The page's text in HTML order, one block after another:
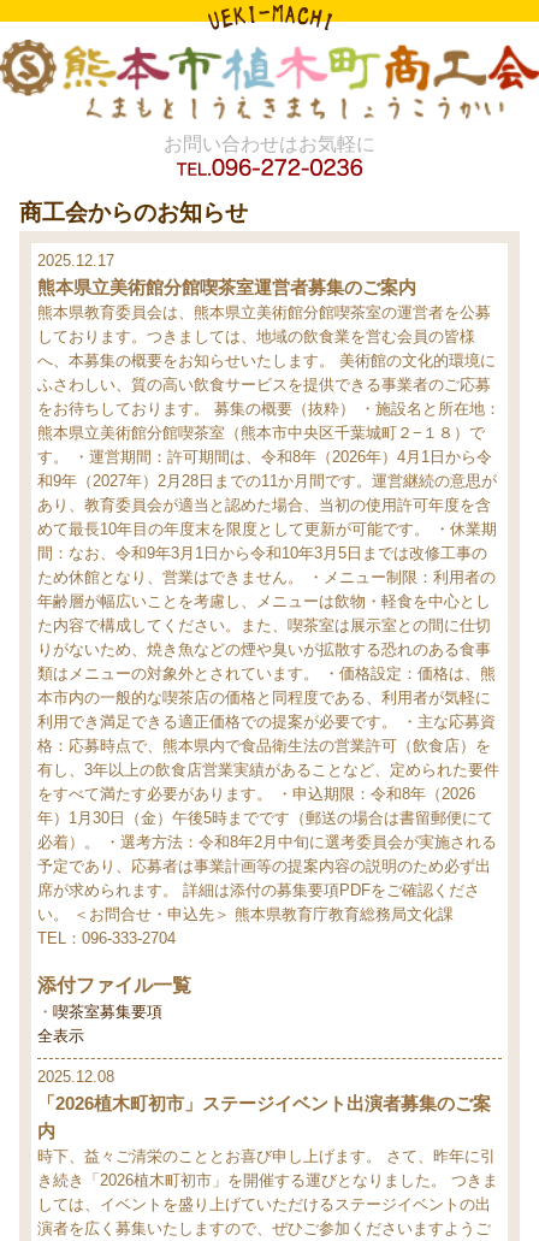
お問い合わせはお気軽に
商工会からのお知らせ
2025.12.17
熊本県立美術館分館喫茶室運営者募集のご案内
熊本県教育委員会は、熊本県立美術館分館喫茶室の運営者を公募
しております。つきましては、地域の飲食業を営む会員の皆様
へ、本募集の概要をお知らせいたします。
美術館の文化的環境に
ふさわしい、質の高い飲食サービスを提供できる事業者のご応募
をお待ちしております。
募集の概要（抜粋）
・施設名と所在地：
熊本県立美術館分館喫茶室（熊本市中央区千葉城町２−１８）で
す。
・運営期間：許可期間は、令和8年（2026年）4月1日から令
和9年（2027年）2月28日までの11か月間です。運営継続の意思が
あり、教育委員会が適当と認めた場合、当初の使用許可年度を含
めて最長10年目の年度末を限度として更新が可能です。
・休業期
間：なお、令和9年3月1日から令和10年3月5日までは改修工事の
ため休館となり、営業はできません。
・メニュー制限：利用者の
年齢層が幅広いことを考慮し、メニューは飲物・軽食を中心とし
た内容で構成してください。また、喫茶室は展示室との間に仕切
りがないため、焼き魚などの煙や臭いが拡散する恐れのある食事
類はメニューの対象外とされています。
・価格設定：価格は、熊
本市内の一般的な喫茶店の価格と同程度である、利用者が気軽に
利用でき満足できる適正価格での提案が必要です。
・主な応募資
格：応募時点で、熊本県内で食品衛生法の営業許可（飲食店）を
有し、3年以上の飲食店営業実績があることなど、定められた要件
をすべて満たす必要があります。
・申込期限：令和8年（2026
年）1月30日（金）午後5時までです（郵送の場合は書留郵便にて
必着）。
・選考方法：令和8年2月中旬に選考委員会が実施される
予定であり、応募者は事業計画等の提案内容の説明のため必ず出
席が求められます。
詳細は添付の募集要項PDFをご確認くださ
い。
＜お問合せ・申込先＞ 熊本県教育庁教育総務局文化課
TEL：096-333-2704
添付ファイル一覧
喫茶室募集要項
全表示
2025.12.08
「2026植木町初市」ステージイベント出演者募集のご案
内
時下、益々ご清栄のこととお喜び申し上げます。
さて、昨年に引
き続き「2026植木町初市」を開催する運びとなりました。
つきま
しては、イベントを盛り上げていただけるステージイベントの出
演者を広く募集いたしますので、ぜひご参加くださいますようご